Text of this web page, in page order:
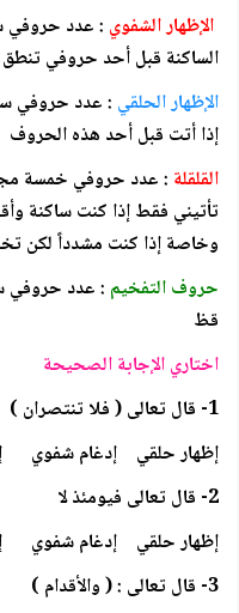
الإظهار الشفوي : عدد حروفي
الساكنة قبل أحد حروفي
الإظهار الحلقي : عدد حروفي
إذا أتت قبل أحد هذه الحروف
القلقلة : عدد حروفي خمسة
تأتيني فقط إذا كنت ساكنة
وخاصة إذا كنت مشدداً لكن
حروف التفخيم : عدد
قظ
اختاري الإجابة الصحيحة
1- قال تعالى ( فلا تنتصران )
إظهار حلقي إدغام شفوي
2- قال تعالى فيومئذ لا
إظهار حلقي إدغام شفوي
3- قال تعالى : ( والأقدام )